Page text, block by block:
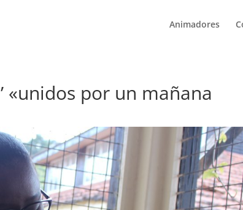
Animadores
«unidos por un mañana